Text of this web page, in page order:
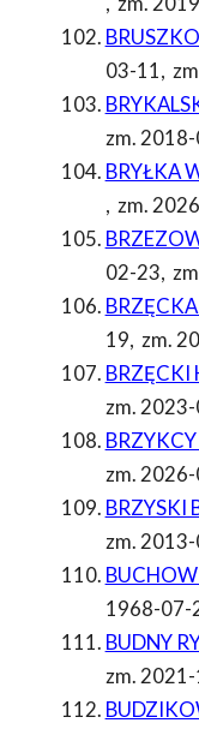
03-11,
zm.
BRYŁKA
, zm.
02-23,
19, zm.
BRZĘCKI
zm.
zm.
BRZYSKI
zm.
1968-07-
BUDNY
zm.